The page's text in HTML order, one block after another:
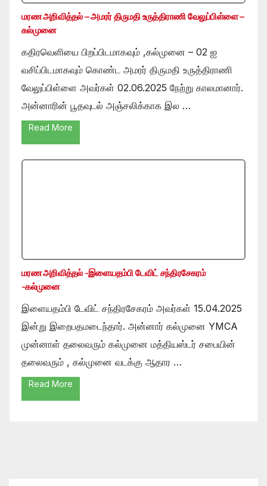
மரண அறிவித்தல் – அமரர் திருமதி உருத்திராணி வேலுப்பிள்ளை –
கல்முனை
கதிரவெளியை பிறப்பிடமாகவும் ,கல்முனை – 02 ஐ
வசிப்பிடமாகவும் கொண்ட அமரர் திருமதி உருத்திராணி
வேலுப்பிள்ளை அவர்கள் 02.06.2025 நேற்று காலமானார்.
அன்னாரின் பூதவுடல் அஞ்சலிக்காக இல …
Read More
மரண அறிவித்தல் -இளையதம்பி டேவிட் சந்திரசேகரம்
-கல்முனை
இளையதம்பி டேவிட் சந்திரசேகரம் அவர்கள் 15.04.2025
இன்று இறைபதமடைந்தார். அன்னார் கல்முனை YMCA
முன்னாள் தலைவரும் கல்முனை மத்தியஸ்டர் சபையின்
தலைவரும் , கல்முனை வடக்கு ஆதார …
Read More